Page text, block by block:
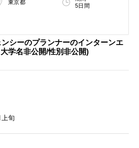
東京都
5日間
シーのプランナーのインターンエ
学名非公開/性別非公開)
上旬